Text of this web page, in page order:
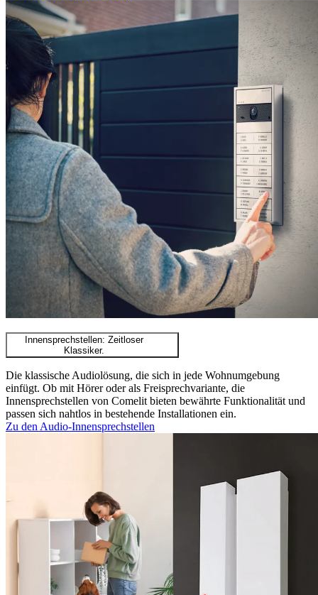
Innensprechstellen: Zeitloser
Klassiker.
Die klassische Audiolösung, die sich in jede Wohnumgebung
einfügt. Ob mit Hörer oder als Freisprechvariante, die
Innensprechstellen von Comelit bieten bewährte Funktionalität und
passen sich nahtlos in bestehende Installationen ein.
Zu den Audio-Innensprechstellen